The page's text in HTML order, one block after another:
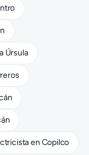
Úrsula
en Copilco